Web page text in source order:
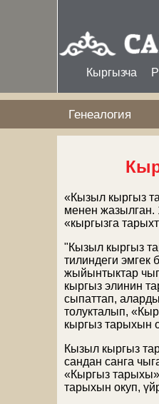
Кыргызча
Генеалогия
«Кызыл кыргыз
менен жазылган.
«кыргызга
"Кызыл кыргыз
тилиндеги эмгек
жыйынтыктар
кыргыз элинин
сыпаттап,
толукталып,
кыргыз тарыхын
Кызыл кыргыз
сандан санга
«Кыргыз тарыхы»
тарыхын окуп,